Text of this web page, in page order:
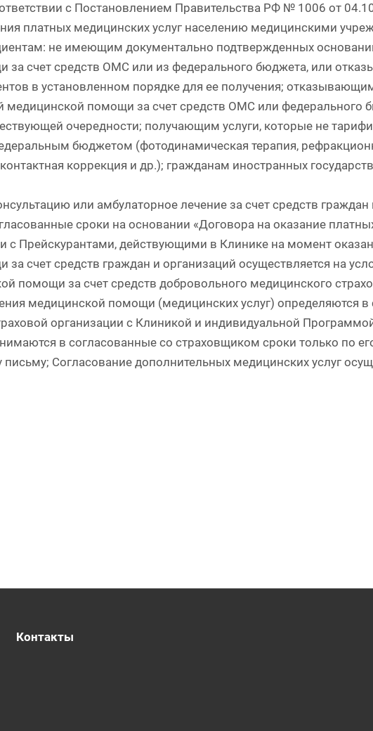
с Постановлением Правительства РФ № 1006 от
платных медицинских услуг населению медицинскими
не имеющим документально подтвержденных
за счет средств ОМС или из федерального бюджета, или
в установленном порядке для ее получения;
медицинской помощи за счет средств ОМС или федерального
очередности; получающим услуги, которые не
бюджетом (фотодинамическая терапия,
коррекция и др.); гражданам иностранных
или амбулаторное лечение за счет средств граждан
сроки на основании «Договора на оказание
с Прейскурантами, действующими в Клинике на момент
счет средств граждан и организаций осуществляется на
помощи за счет средств добровольного медицинского
медицинской помощи (медицинских услуг) определяются в
организации с Клиникой и индивидуальной
в согласованные со страховщиком сроки только по
Согласование дополнительных медицинских услуг
Контакты